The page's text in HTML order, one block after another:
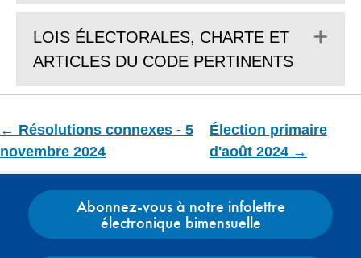
LOIS ÉLECTORALES, CHARTE ET
ARTICLES DU CODE PERTINENTS
← Résolutions connexes - 5
novembre 2024
Élection primaire
d'août 2024 →
Abonnez-vous à notre infolettre
électronique bimensuelle